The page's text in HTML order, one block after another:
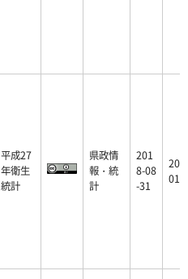
平成27
年衛生
統計
県政情
報・統
計
201
8-08
-31
01-